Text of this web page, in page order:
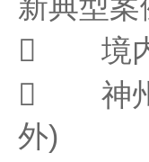
 境内
 神州
外)